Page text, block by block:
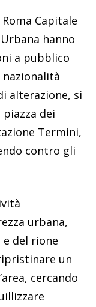
Capitale
hanno
a pubblico
nazionalità
alterazione, si
dei
Termini,
contro gli
urbana,
e del rione
un
cercando